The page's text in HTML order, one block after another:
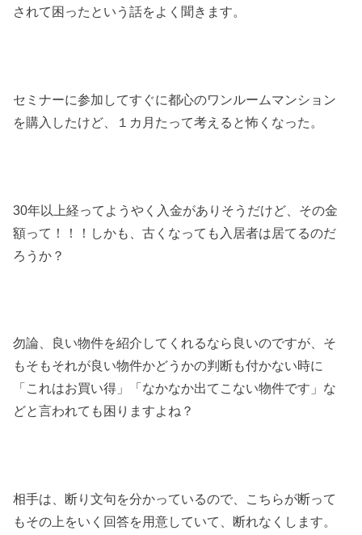
されて困ったという話をよく聞きます。
セミナーに参加してすぐに都心のワンルームマンション
を購入したけど、１カ月たって考えると怖くなった。
30年以上経ってようやく入金がありそうだけど、その金
額って！！！しかも、古くなっても入居者は居てるのだ
ろうか？
勿論、良い物件を紹介してくれるなら良いのですが、そ
もそもそれが良い物件かどうかの判断も付かない時に
「これはお買い得」「なかなか出てこない物件です」な
どと言われても困りますよね？
相手は、断り文句を分かっているので、こちらが断って
もその上をいく回答を用意していて、断れなくします。